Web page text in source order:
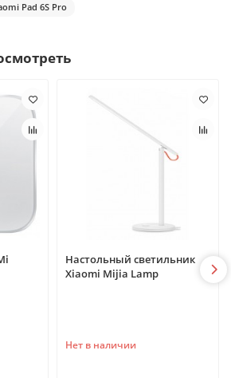
Pad 6S Pro
Настольный светильник
Xiaomi Mijia Lamp
Нет в наличии